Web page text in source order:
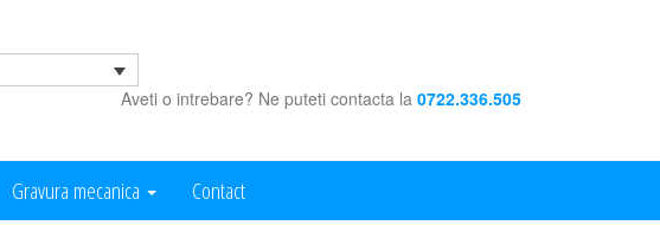
Aveti o intrebare? Ne puteti contacta la 0722.336.505
Gravura mecanica Contact